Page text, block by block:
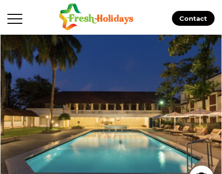
Contact